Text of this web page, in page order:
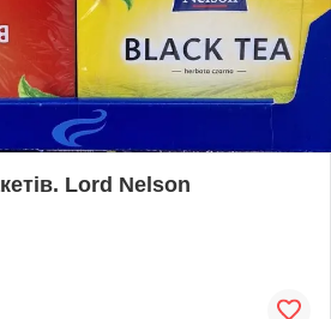
Lord Nelson